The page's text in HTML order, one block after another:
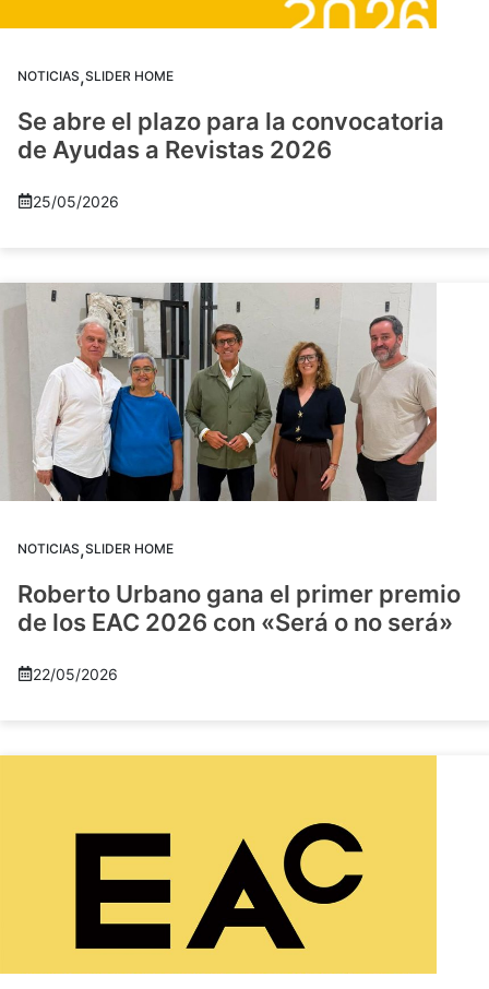
NOTICIAS,SLIDER HOME
Se abre el plazo para la convocatoria
de Ayudas a Revistas 2026
25/05/2026
NOTICIAS,SLIDER HOME
Roberto Urbano gana el primer premio
de los EAC 2026 con «Será o no será»
22/05/2026